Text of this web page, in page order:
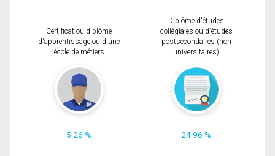
Certificat ou diplôme
d'apprentissage ou d'une
école de métiers
5.26 %
Diplôme d'études
collégiales ou d'études
postsecondaires (non
universitaires)
24.96 %